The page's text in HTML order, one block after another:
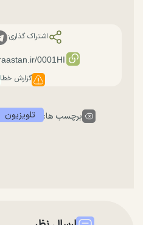
اشتراک گذاری:
گزارش خطا
برچسب ها: تلویزیون